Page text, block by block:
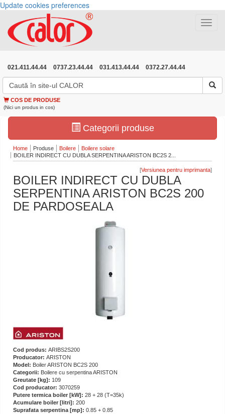
Update cookies preferences
Toggle
021.411.44.44 0737.23.44.44 031.413.44.44 0372.27.44.44
COS DE PRODUSE
(Nici un produs in cos)
Categorii produse
Home Produse Boilere
Boilere solare
BOILER INDIRECT CU DUBLA SERPENTINA ARISTON BC2S 2...
[ ]
BOILER INDIRECT CU DUBLA
SERPENTINA ARISTON BC2S 200
DE PARDOSEALA
Cod produs: ARIBS2S200
Producator: ARISTON
Model: Boiler ARISTON BC2S 200
Categorii: Boilere cu serpentina ARISTON
Greutate [kg]: 109
Cod producator: 3070259
Putere termica boiler [kW]: 28 + 28 (T=35k)
Acumulare boiler [litri]: 200
Suprafata serpentina [mp]: 0.85 + 0.85